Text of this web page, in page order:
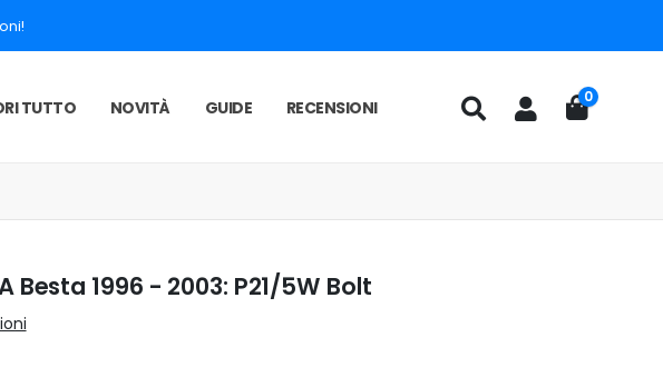
TUTTO NOVITÀ GUIDE RECENSIONI
0
Besta 1996 - 2003: P21/5W Bolt